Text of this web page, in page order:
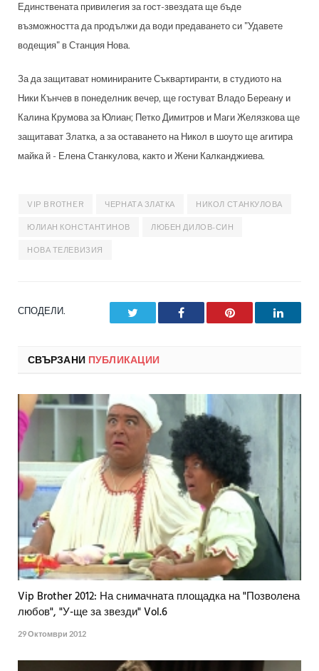
Единствената привилегия за гост-звездата ще бъде
възможността да продължи да води предаването си "Удавете
водещия" в Станция Нова.
За да защитават номинираните Съквартиранти, в студиото на
Ники Кънчев в понеделник вечер, ще гостуват Владо Береану и
Калина Крумова за Юлиан; Петко Димитров и Маги Желязкова ще
защитават Златка, а за оставането на Никол в шоуто ще агитира
майка й - Елена Станкулова, както и Жени Калканджиева.
VIP BROTHER ЧЕРНАТА ЗЛАТКА НИКОЛ СТАНКУЛОВА
ЮЛИАН КОНСТАНТИНОВ ЛЮБЕН ДИЛОВ-СИН
НОВА ТЕЛЕВИЗИЯ
СПОДЕЛИ. Facebook Pinterest
СВЪРЗАНИ ПУБЛИКАЦИИ
Vip Brother 2012: На снимачната площадка на "Позволена
любов", "У-ще за звезди" Vol.6
29 Октомври 2012